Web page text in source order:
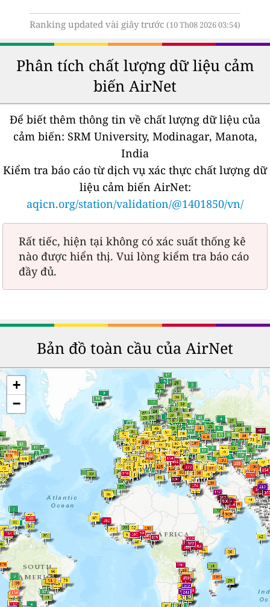
Ranking updated vài giây trước (10 Th08 2026 03:54)
Phân tích chất lượng dữ liệu cảm
biến AirNet
Để biết thêm thông tin về chất lượng dữ liệu của
cảm biến: SRM University, Modinagar, Manota,
India
Kiểm tra báo cáo từ dịch vụ xác thực chất lượng dữ
liệu cảm biến AirNet:
aqicn.org/station/validation/@1401850/vn/
Rất tiếc, hiện tại không có xác suất thống kê
nào được hiển thị. Vui lòng kiểm tra báo cáo
đầy đủ.
Bản đồ toàn cầu của AirNet
+
−